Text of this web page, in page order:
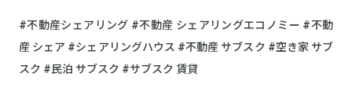
#不動産シェアリング #不動産 シェアリングエコノミー #不動
産 シェア #シェアリングハウス #不動産 サブスク #空き家 サブ
スク #民泊 サブスク #サブスク 賃貸